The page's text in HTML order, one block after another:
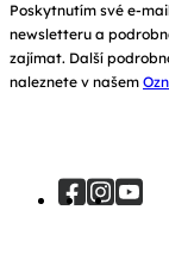
Poskytnutím své e-
newsletteru a
zajímat. Další
naleznete v našem